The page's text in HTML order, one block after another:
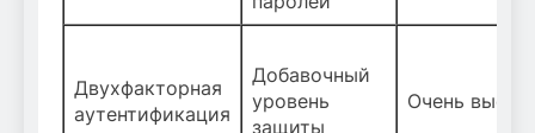
Двухфакторная
аутентификация
Добавочный
уровень
защиты
Очень